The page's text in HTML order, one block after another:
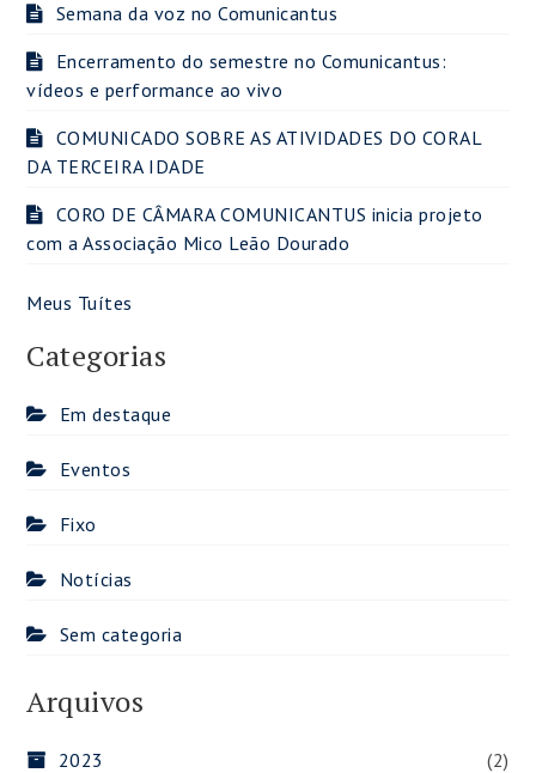
Semana da voz no Comunicantus
Encerramento do semestre no Comunicantus:
vídeos e performance ao vivo
COMUNICADO SOBRE AS ATIVIDADES DO CORAL
DA TERCEIRA IDADE
CORO DE CÂMARA COMUNICANTUS inicia projeto
com a Associação Mico Leão Dourado
Meus Tuítes
Categorias
Em destaque
Eventos
Fixo
Notícias
Sem categoria
Arquivos
2023
(2)